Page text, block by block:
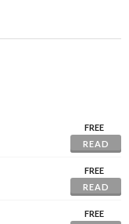
FREE
READ
FREE
READ
FREE